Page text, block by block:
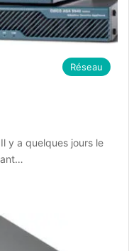
Réseau
y a quelques jours le